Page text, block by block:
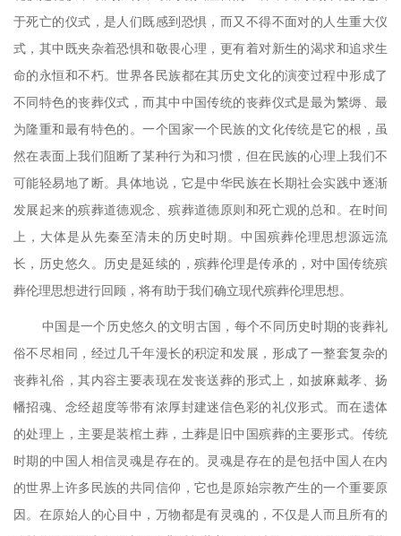
于死亡的仪式，是人们既感到恐惧，而又不得不面对的人生重大仪
式，其中既夹杂着恐惧和敬畏心理，更有着对新生的渴求和追求生
命的永恒和不朽。世界各民族都在其历史文化的演变过程中形成了
不同特色的丧葬仪式，而其中中国传统的丧葬仪式是最为繁缛、最
为隆重和最有特色的。一个国家一个民族的文化传统是它的根，虽
然在表面上我们阻断了某种行为和习惯，但在民族的心理上我们不
可能轻易地了断。具体地说，它是中华民族在长期社会实践中逐渐
发展起来的殡葬道德观念、殡葬道德原则和死亡观的总和。在时间
上，大体是从先秦至清未的历史时期。中国殡葬伦理思想源远流
长，历史悠久。历史是延续的，殡葬伦理是传承的，对中国传统殡
葬伦理思想进行回顾，将有助于我们确立现代殡葬伦理思想。
中国是一个历史悠久的文明古国，每个不同历史时期的丧葬礼
俗不尽相同，经过几千年漫长的积淀和发展，形成了一整套复杂的
丧葬礼俗，其内容主要表现在发丧送葬的形式上，如披麻戴孝、扬
幡招魂、念经超度等带有浓厚封建迷信色彩的礼仪形式。而在遗体
的处理上，主要是装棺土葬，土葬是旧中国殡葬的主要形式。传统
时期的中国人相信灵魂是存在的。灵魂是存在的是包括中国人在内
的世界上许多民族的共同信仰，它也是原始宗教产生的一个重要原
因。在原始人的心目中，万物都是有灵魂的，不仅是人而且所有的